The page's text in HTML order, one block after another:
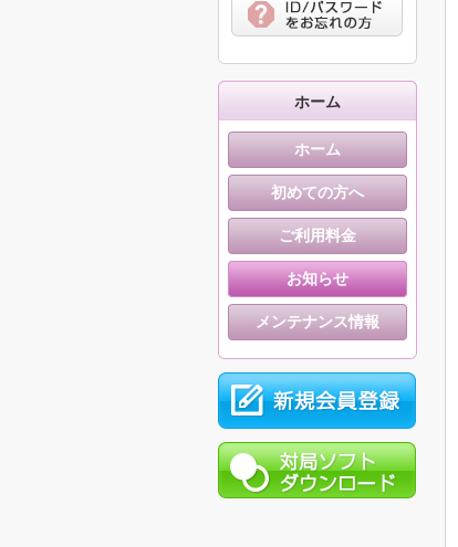
ホーム
ホーム
初めての方へ
ご利用料金
お知らせ
メンテナンス情報